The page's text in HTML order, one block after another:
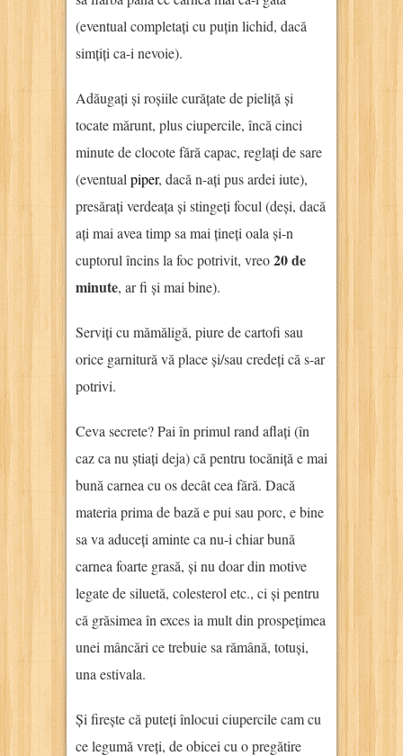
(eventual completați cu puțin lichid, dacă
simțiți ca-i nevoie).
Adăugați și roșiile curățate de pieliță și
tocate mărunt, plus ciupercile, încă cinci
minute de clocote fără capac, reglați de sare
(eventual piper, dacă n-ați pus ardei iute),
presărați verdeața și stingeți focul (deși, dacă
ați mai avea timp sa mai țineți oala și-n
cuptorul încins la foc potrivit, vreo20 de
minute, ar fi și mai bine).
Serviți cu mămăligă, piure de cartofi sau
orice garnitură vă place și/sau credeți că s-ar
potrivi.
Ceva secrete? Pai în primul rand aflați (în
caz ca nu știați deja) că pentru tocăniță e mai
bună carnea cu os decât cea fără. Dacă
materia prima de bază e pui sau porc, e bine
sa va aduceți aminte ca nu-i chiar bună
carnea foarte grasă, și nu doar din motive
legate de siluetă, colesterol etc., ci și pentru
că grăsimea în exces ia mult din prospețimea
unei mâncări ce trebuie sa rămână, totuși,
una estivala.
Și firește că puteți înlocui ciupercile cam cu
ce legumă vreți, de obicei cu o pregătire